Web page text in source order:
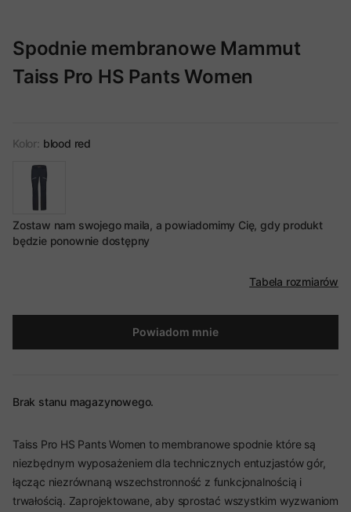
Spodnie membranowe Mammut
Taiss Pro HS Pants Women
Kolor: blood red
Zostaw nam swojego maila, a powiadomimy Cię, gdy produkt
będzie ponownie dostępny
Tabela rozmiarów
Powiadom mnie
Brak stanu magazynowego.
Taiss Pro HS Pants Women to membranowe spodnie które są
niezbędnym wyposażeniem dla technicznych entuzjastów gór,
łącząc niezrównaną wszechstronność z funkcjonalnością i
trwałością. Zaprojektowane, aby sprostać wszystkim wyzwaniom